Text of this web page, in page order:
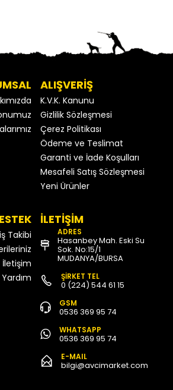
ALIŞVERİŞ
K.V.K. Kanunu
Gizlilik Sözleşmesi
Çerez Politikası
Ödeme ve Teslimat
Garanti ve İade Koşulları
Mesafeli Satış Sözleşmesi
Yeni Ürünler
Takibi
İletişim
Yardım
İLETİŞİM
ADRES
Hasanbey Mah. Eski Su
Sok. No:15/1
MUDANYA/BURSA
ŞİRKET TEL
0 (224) 544 61 15
GSM
0536 369 95 74
WHATSAPP
0536 369 95 74
E-MAIL
bilgi@avcimarket.com